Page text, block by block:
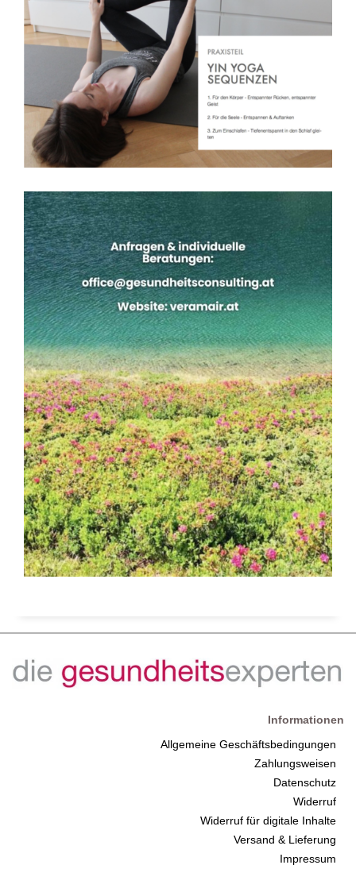
Informationen
Allgemeine Geschäftsbedingungen
Zahlungsweisen
Datenschutz
Widerruf
Widerruf für digitale Inhalte
Versand & Lieferung
Impressum